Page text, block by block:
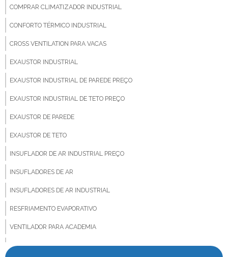
COMPRAR CLIMATIZADOR INDUSTRIAL
CONFORTO TÉRMICO INDUSTRIAL
CROSS VENTILATION PARA VACAS
EXAUSTOR INDUSTRIAL
EXAUSTOR INDUSTRIAL DE PAREDE PREÇO
EXAUSTOR INDUSTRIAL DE TETO PREÇO
EXAUSTOR DE PAREDE
EXAUSTOR DE TETO
INSUFLADOR DE AR INDUSTRIAL PREÇO
INSUFLADORES DE AR
INSUFLADORES DE AR INDUSTRIAL
RESFRIAMENTO EVAPORATIVO
VENTILADOR PARA ACADEMIA
VENTILADOR PARA ANIMAIS